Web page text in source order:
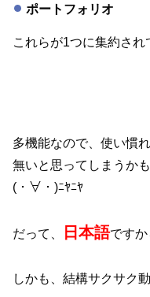
ポートフォリオ
これらが1つに集約され
多機能なので、使い慣
無いと思ってしまうか
(・∀・)ﾆﾔﾆﾔ
だって、 日本語です
しかも、結構サクサク